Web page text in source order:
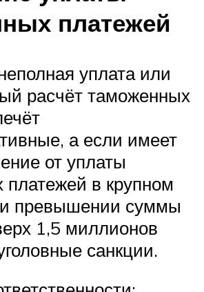
платежей
уплата или
расчёт таможенных
а если имеет
от уплаты
в крупном
превышении суммы
1,5 миллионов
санкции.